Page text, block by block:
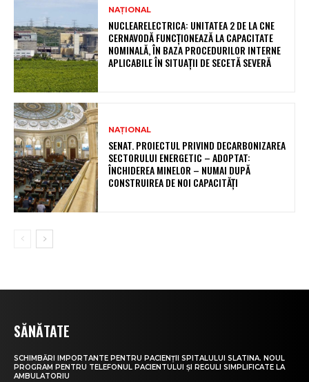
NAȚIONAL
NUCLEARELECTRICA: UNITATEA 2 DE LA CNE
CERNAVODĂ FUNCȚIONEAZĂ LA CAPACITATE
NOMINALĂ, ÎN BAZA PROCEDURILOR INTERNE
APLICABILE ÎN SITUAȚII DE SECETĂ SEVERĂ
NAȚIONAL
SENAT. PROIECTUL PRIVIND DECARBONIZAREA
SECTORULUI ENERGETIC – ADOPTAT:
ÎNCHIDEREA MINELOR – NUMAI DUPĂ
CONSTRUIREA DE NOI CAPACITĂȚI
SĂNĂTATE
SCHIMBĂRI IMPORTANTE PENTRU PACIENȚII SPITALULUI SLATINA. NOUL
PROGRAM PENTRU TELEFONUL PACIENTULUI ȘI REGULI SIMPLIFICATE LA
AMBULATORIU